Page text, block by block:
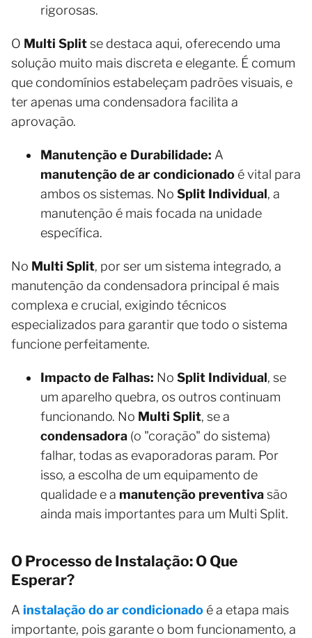
rigorosas.
O Multi Splitse destaca aqui, oferecendo uma
solução muito mais discreta e elegante. É comum
que condomínios estabeleçam padrões visuais, e
ter apenas uma condensadora facilita a
aprovação.
Manutenção e Durabilidade: A
manutenção de ar condicionado é vital para
ambos os sistemas. No Split Individual, a
manutenção é mais focada na unidade
específica.
No Multi Split, por ser um sistema integrado, a
manutenção da condensadora principal é mais
complexa e crucial, exigindo técnicos
especializados para garantir que todo o sistema
funcione perfeitamente.
Impacto de Falhas: No Split Individual, se
um aparelho quebra, os outros continuam
funcionando. No Multi Split, se a
condensadora (o "coração" do sistema)
falhar, todas as evaporadoras param. Por
isso, a escolha de um equipamento de
qualidade e a manutenção preventivasão
ainda mais importantes para um Multi Split.
O Processo de Instalação: O Que
Esperar?
A instalação do ar condicionado é a etapa mais
importante, pois garante o bom funcionamento, a